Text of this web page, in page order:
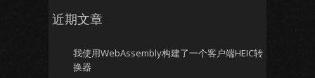
近期文章
我使用WebAssembly构建了一个客户端HEIC转
换器